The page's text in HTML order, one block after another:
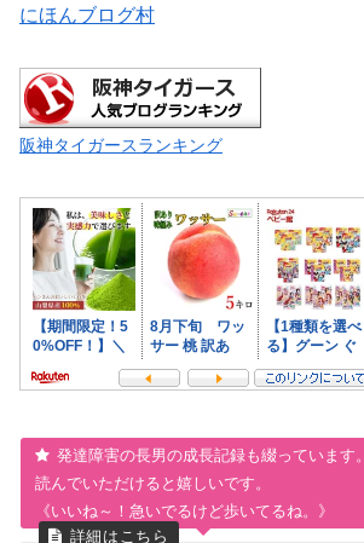
にほんブログ村
阪神タイガースランキング
発達障害の長男の成長記録も綴っています。
読んでいただけると嬉しいです。
《いいね～！急いでるけど歩いてるね。》